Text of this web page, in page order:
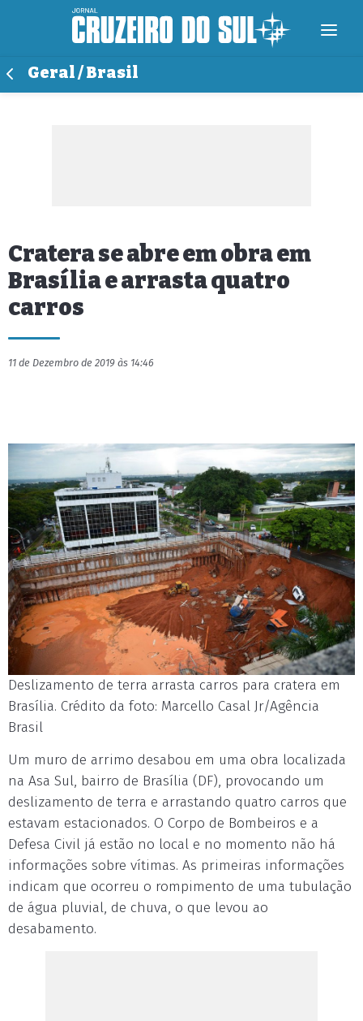
Geral / Brasil
Cratera se abre em obra em
Brasília e arrasta quatro
carros
11 de Dezembro de 2019 às 14:46
Deslizamento de terra arrasta carros para cratera em
Brasília. Crédito da foto: Marcello Casal Jr/Agência
Brasil
Um muro de arrimo desabou em uma obra localizada
na Asa Sul, bairro de Brasília (DF), provocando um
deslizamento de terra e arrastando quatro carros que
estavam estacionados. O Corpo de Bombeiros e a
Defesa Civil já estão no local e no momento não há
informações sobre vítimas. As primeiras informações
indicam que ocorreu o rompimento de uma tubulação
de água pluvial, de chuva, o que levou ao
desabamento.